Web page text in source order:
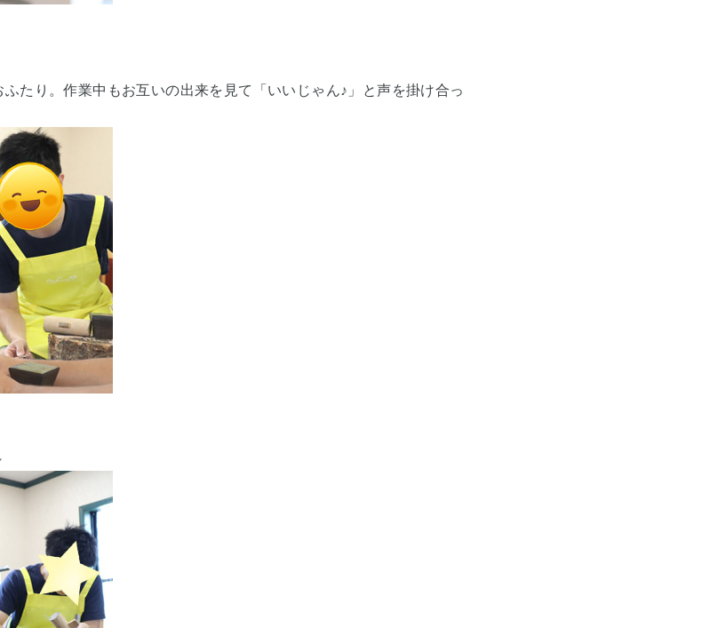
たり。作業中もお互いの出来を見て「いいじゃん♪」と声を掛け合っ